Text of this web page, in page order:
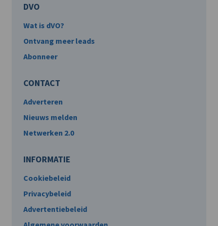
DVO
Wat is dVO?
Ontvang meer leads
Abonneer
CONTACT
Adverteren
Nieuws melden
Netwerken 2.0
INFORMATIE
Cookiebeleid
Privacybeleid
Advertentiebeleid